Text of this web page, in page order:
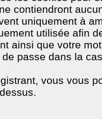
contiendront
uniquement à
utilisée afin
ainsi que votre
passe dans la
vous vous